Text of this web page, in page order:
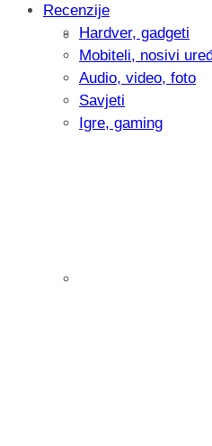
Intervju: Goran
Recenzije
Hardver, gadgeti
Mobiteli, nosivi
Audio, video, foto
Savjeti
Igre, gaming